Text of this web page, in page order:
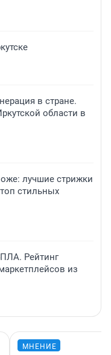
в стране.
области в
лучшие стрижки
стильных
Рейтинг
из
МНЕНИЕ